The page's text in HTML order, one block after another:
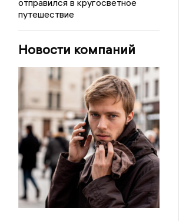
отправился в кругосветное
путешествие
Новости компаний